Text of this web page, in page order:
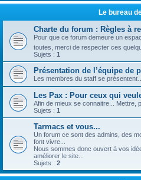
Le bureau
Charte du forum : Règles à
Pour que ce forum demeure un
toutes, merci de respecter ces
Sujets : 1
Présentation de l’équipe de
Les membres du staff se présentent…
Les Pax : Pour ceux qui
Afin de mieux se connaitre... Mettre,
Sujets : 1
Tarmacs et vous...
Un forum ce sont des admins, des
font vivre...
Nous sommes donc ouvert à vos
améliorer le site...
Sujets : 2